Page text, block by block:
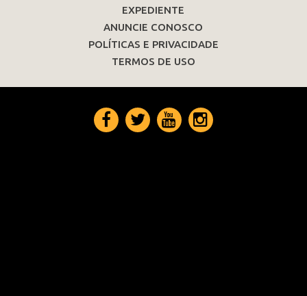
EXPEDIENTE
ANUNCIE CONOSCO
POLÍTICAS E PRIVACIDADE
TERMOS DE USO